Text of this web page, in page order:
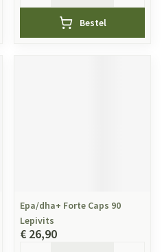
Bestel
Epa/dha+ Forte Caps 90
Lepivits
€ 26,90